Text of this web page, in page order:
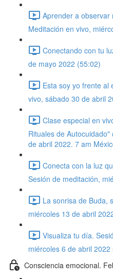
Aprender a observar
Meditación en vivo,
Conectando con tu
de mayo 2022 (55:02)
Esta soy yo frente al
vivo, sábado 30 de abril
Clase especial en
Rituales de
de abril 2022. 7 am
Conecta con la luz
Sesión de meditación,
La sonrisa de Buda,
miércoles 13 de abril
Visualiza tu día.
miércoles 6 de abril 2022
Consciencia emocional.